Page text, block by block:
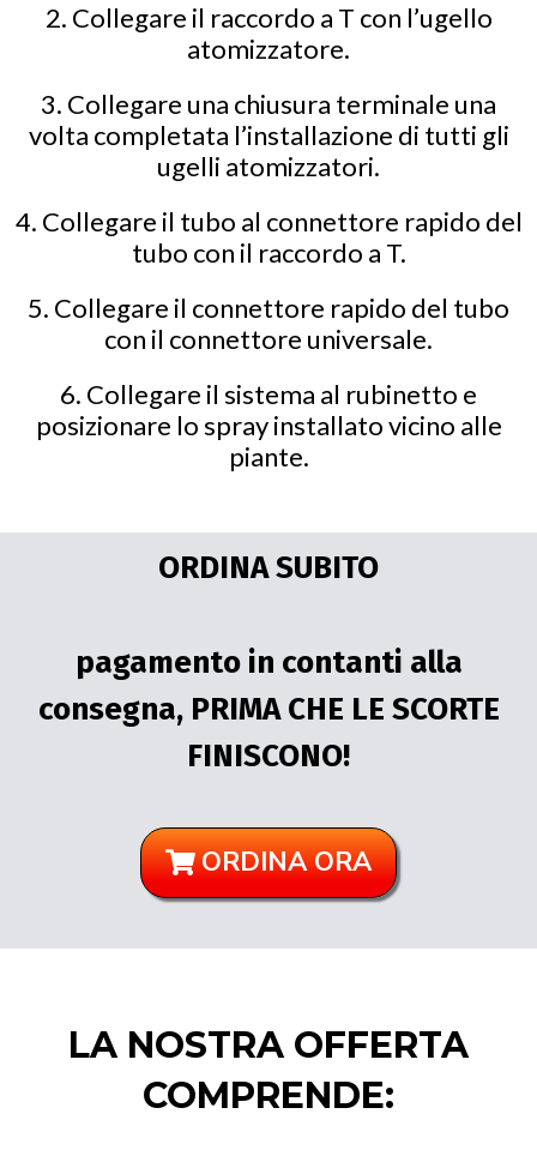
2. Collegare il raccordo a T con l’ugello
atomizzatore.
3. Collegare una chiusura terminale una
volta completata l’installazione di tutti gli
ugelli atomizzatori.
4. Collegare il tubo al connettore rapido del
tubo con il raccordo a T.
5. Collegare il connettore rapido del tubo
con il connettore universale.
6. Collegare il sistema al rubinetto e
posizionare lo spray installato vicino alle
piante.
ORDINA SUBITO
pagamento in contanti alla
consegna, PRIMA CHE LE SCORTE
FINISCONO!
ORDINA ORA
LA NOSTRA OFFERTA
COMPRENDE: